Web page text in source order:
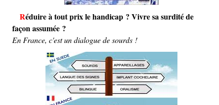
Réduire à tout prix le handicap ? Vivre sa surdité de
façon assumée ?
En France, c'est un dialogue de sourds !